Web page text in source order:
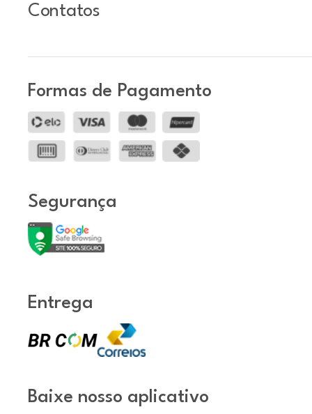
Contatos
Formas de Pagamento
Segurança
Entrega
Baixe nosso aplicativo